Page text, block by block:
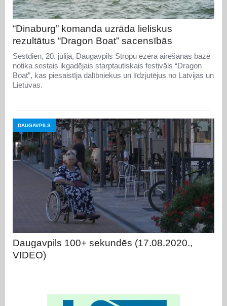
“Dinaburg” komanda uzrāda lieliskus
rezultātus “Dragon Boat” sacensībās
Sestdien, 20. jūlijā, Daugavpils Stropu ezera airēšanas bāzē
notika sestais ikgadējais starptautiskais festivāls “Dragon
Boat”, kas piesaistīja dalībniekus un līdzjutējus no Latvijas un
Lietuvas.
DAUGAVPILS
Daugavpils 100+ sekundēs (17.08.2020.,
VIDEO)